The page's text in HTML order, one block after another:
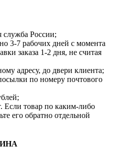
служба России;
3-7 рабочих дней с момента
заказа 1-2 дня, не считая
адресу, до двери клиента;
по номеру почтового
Если товар по каким-либо
его обратно отдельной